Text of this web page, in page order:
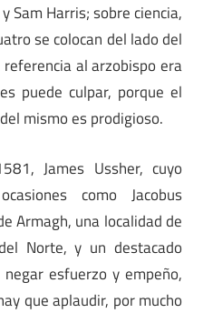
Sam Harris; sobre ciencia,
se colocan del lado del
al arzobispo era
puede culpar, porque el
mismo es prodigioso.
James Ussher, cuyo
como Jacobus
Armagh, una localidad de
Norte, y un destacado
esfuerzo y empeño,
que aplaudir, por mucho